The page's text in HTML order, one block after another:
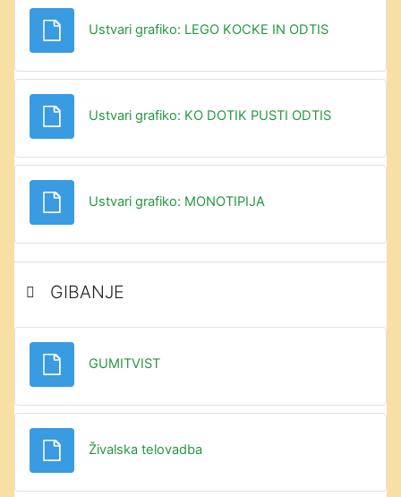
Ustvari grafiko: LEGO KOCKE IN ODTISDatoteka
Ustvari grafiko: KO DOTIK PUSTI ODTISDatoteka
Ustvari grafiko: MONOTIPIJA
GIBANJE
GUMITVISTDatoteka
Živalska telovadbaDatoteka